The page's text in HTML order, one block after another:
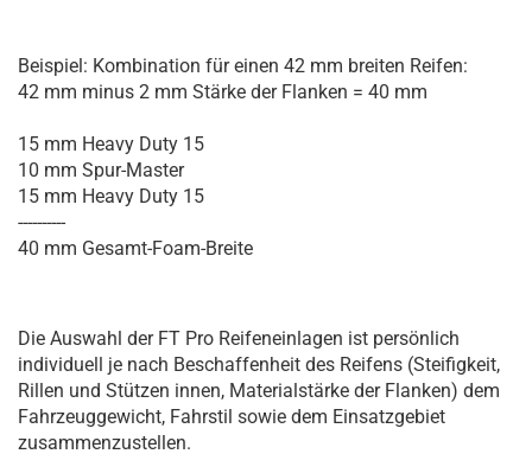
Beispiel: Kombination für einen 42 mm breiten Reifen:
42 mm minus 2 mm Stärke der Flanken = 40 mm
15 mm Heavy Duty 15
10 mm Spur-Master
15 mm Heavy Duty 15
----------
40 mm Gesamt-Foam-Breite
Die Auswahl der FT Pro Reifeneinlagen ist persönlich
individuell je nach Beschaffenheit des Reifens (Steifigkeit,
Rillen und Stützen innen, Materialstärke der Flanken) dem
Fahrzeuggewicht, Fahrstil sowie dem Einsatzgebiet
zusammenzustellen.